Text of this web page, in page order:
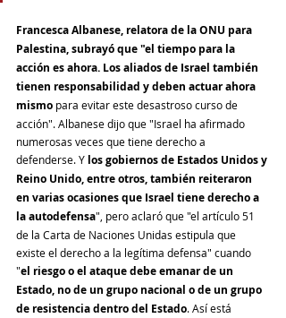
Francesca Albanese, relatora de la ONU para
Palestina, subrayó que "el tiempo para la
acción es ahora. Los aliados de Israel también
tienen responsabilidad y deben actuar ahora
mismo para evitar este desastroso curso de
acción". Albanese dijo que "Israel ha afirmado
numerosas veces que tiene derecho a
defenderse. Y los gobiernos de Estados Unidos y
Reino Unido, entre otros, también reiteraron
en varias ocasiones que Israel tiene derecho a
la autodefensa", pero aclaró que "el artículo 51
de la Carta de Naciones Unidas estipula que
existe el derecho a la legítima defensa" cuando
"el riesgo o el ataque debe emanar de un
Estado, no de un grupo nacional o de un grupo
de resistencia dentro del Estado. Así está